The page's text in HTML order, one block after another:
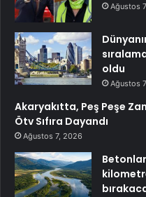
Ağustos
oldu
Ağustos
Akaryakıtta, Peş Peşe
Ötv Sıfıra Dayandı
Ağustos 7, 2026